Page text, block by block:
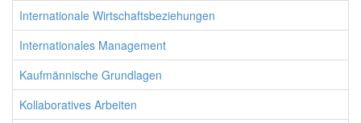
Internationale Wirtschaftsbeziehungen
Internationales Management
Kaufmännische Grundlagen
Kollaboratives Arbeiten